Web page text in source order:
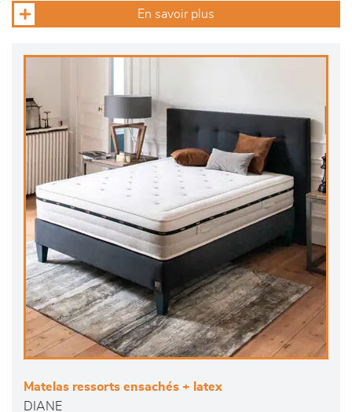
En savoir plus
Matelas ressorts ensachés + latex
DIANE